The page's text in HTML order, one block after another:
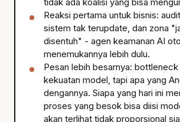
Reaksi pertama untuk bisnis:
sistem tak terupdate, dan zona
disentuh" - agen keamanan AI
menemukannya lebih dulu.
Pesan lebih besarnya: bottleneck
kekuatan model, tapi apa yang
dengannya. Siapa yang hari ini
proses yang besok bisa diisi
akan terlihat tidak proporsional